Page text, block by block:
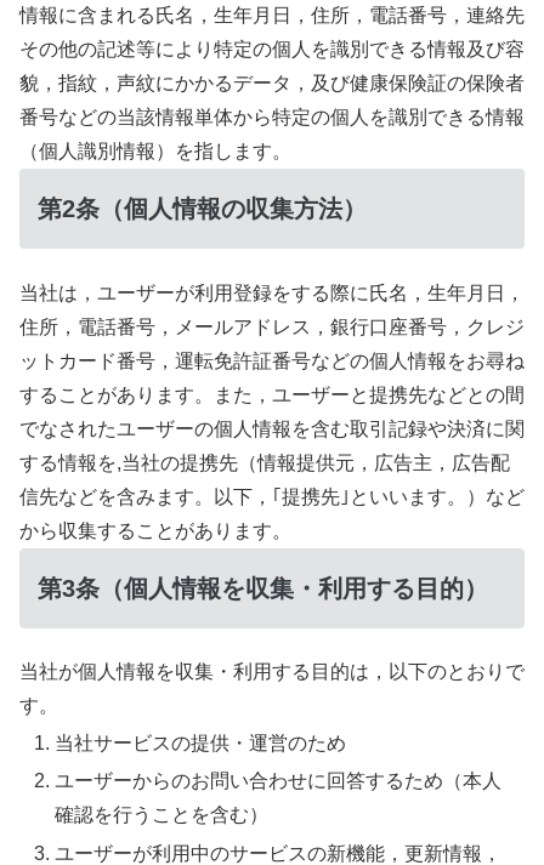
情報に含まれる氏名，生年月日，住所，電話番号，連絡先
その他の記述等により特定の個人を識別できる情報及び容
貌，指紋，声紋にかかるデータ，及び健康保険証の保険者
番号などの当該情報単体から特定の個人を識別できる情報
（個人識別情報）を指します。
第2条（個人情報の収集方法）
当社は，ユーザーが利用登録をする際に氏名，生年月日，
住所，電話番号，メールアドレス，銀行口座番号，クレジ
ットカード番号，運転免許証番号などの個人情報をお尋ね
することがあります。また，ユーザーと提携先などとの間
でなされたユーザーの個人情報を含む取引記録や決済に関
する情報を,当社の提携先（情報提供元，広告主，広告配
信先などを含みます。以下，｢提携先｣といいます。）など
から収集することがあります。
第3条（個人情報を収集・利用する目的）
当社が個人情報を収集・利用する目的は，以下のとおりで
す。
当社サービスの提供・運営のため
ユーザーからのお問い合わせに回答するため（本人
確認を行うことを含む）
ユーザーが利用中のサービスの新機能，更新情報，